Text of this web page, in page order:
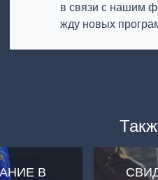
в связи с нашим
жду новых
В